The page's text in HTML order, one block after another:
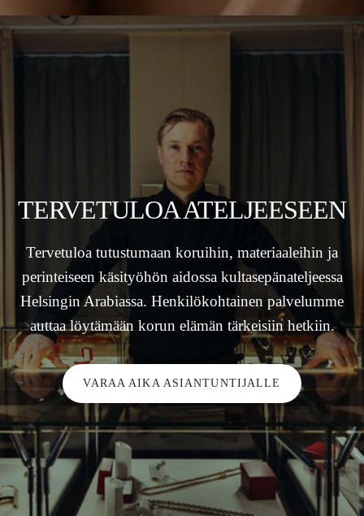
TERVETULOA ATELJEESEEN
Tervetuloa tutustumaan koruihin, materiaaleihin ja
perinteiseen käsityöhön aidossa kultasepänateljeessa
Helsingin Arabiassa. Henkilökohtainen palvelumme
auttaa löytämään korun elämän tärkeisiin hetkiin.
VARAA AIKA ASIANTUNTIJALLE